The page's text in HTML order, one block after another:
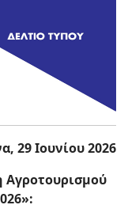
29 Ιουνίου 2026
Αγροτουρισμού